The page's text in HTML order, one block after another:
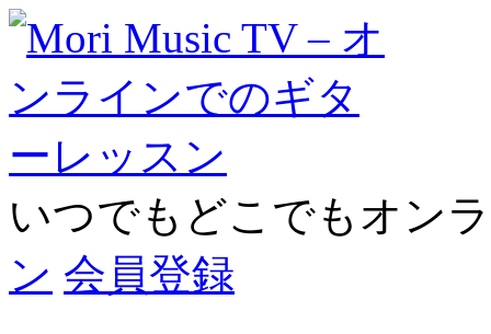
いつでもどこでもオン
ン 会員登録